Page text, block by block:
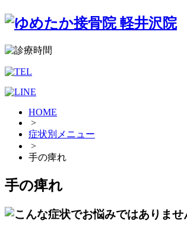
HOME
>
症状別メニュー
>
手の痺れ
手の痺れ